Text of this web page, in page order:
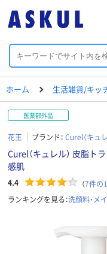
ホーム 生活雑貨/キッ
医薬部外品
花王 ブランド： Curel（キュレ
Curel（キュレル） 皮脂
感肌
4.4 （7件の
ランキングを見る：洗顔料・メ